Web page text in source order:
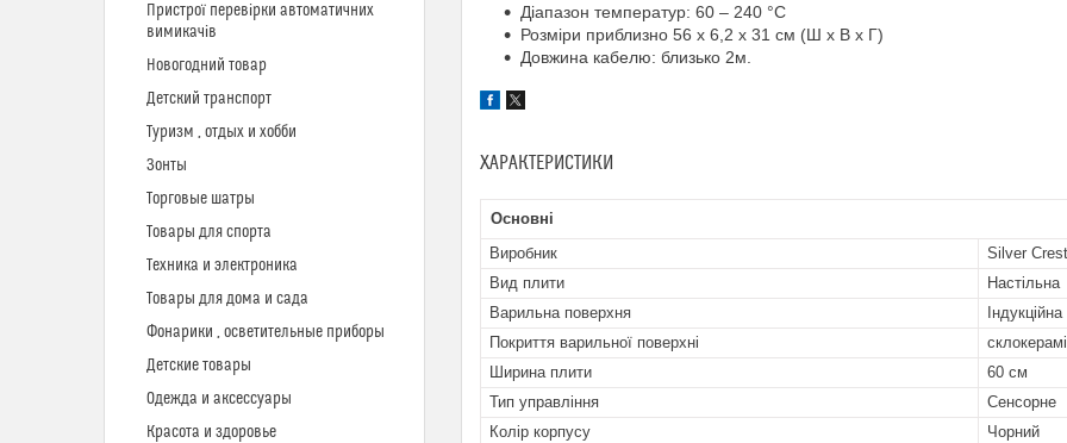
Діапазон температур: 60 – 240 °C
Розміри приблизно 56 x 6,2 x 31 см (Ш x В x Г)
Довжина кабелю: близько 2м.
ХАРАКТЕРИСТИКИ
Основні
Виробник
Silver Crest
Вид плити
Настільна
Варильна поверхня
Індукційна
Покриття варильної поверхні
Ширина плити
60 см
Тип управління
Сенсорне
Колір корпусу
Чорний
Пристрої перевірки автоматичних
вимикачів
Новогодний товар
Детский транспорт
Туризм , отдых и хобби
Зонты
Торговые шатры
Товары для спорта
Техника и электроника
Товары для дома и сада
Фонарики , осветительные приборы
Детские товары
Одежда и аксессуары
Красота и здоровье